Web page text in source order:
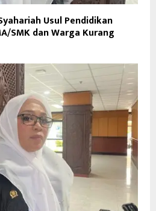
Usul Pendidikan
SMK dan Warga Kurang